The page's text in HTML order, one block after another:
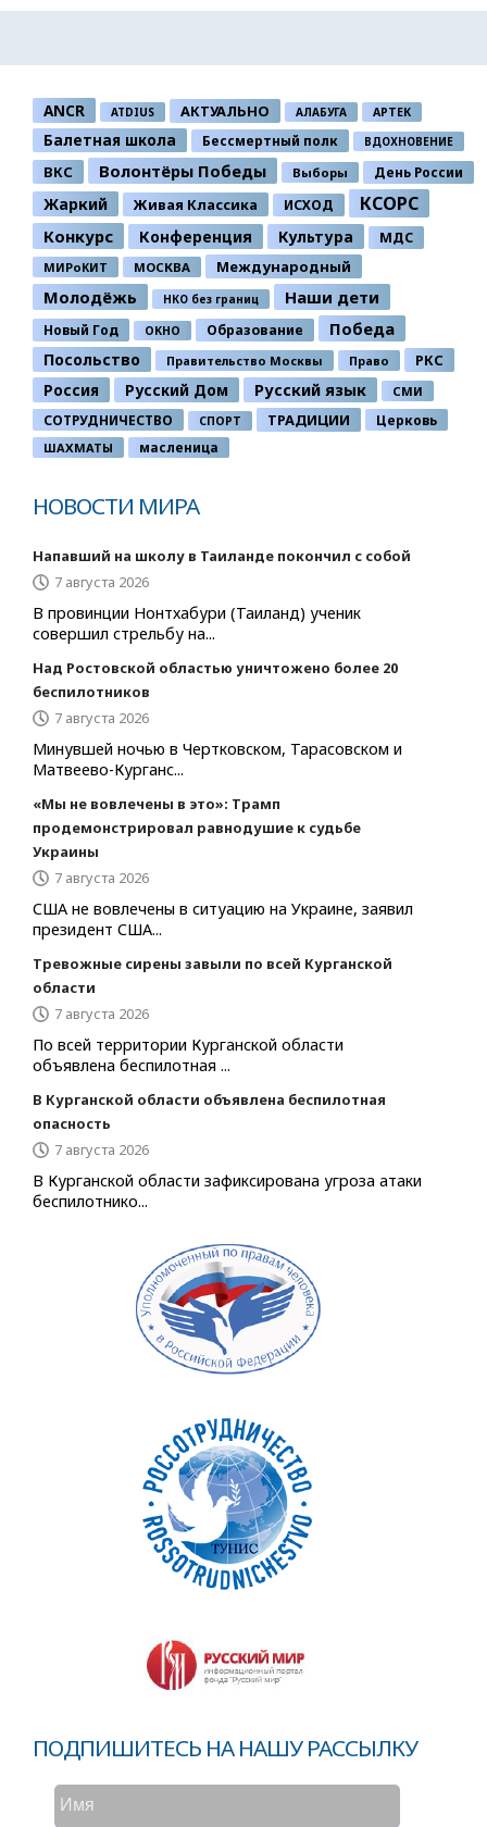
ANCR ATDIUS АКТУАЛЬНО АЛАБУГА АРТЕК
Балетная школа Бессмертный полк ВДОХНОВЕНИЕ
ВКС Волонтёры Победы Выборы День России
Жаркий Живая Классика ИСХОД КСОРС
Конкурс Конференция Культура МДС
МИРоКИТ МОСКВА Международный
Молодёжь НКО без границ Наши дети
Новый Год ОКНО Образование Победа
Посольство Правительство Москвы Право РКС
Россия Русский Дом Русский язык СМИ
СОТРУДНИЧЕСТВО СПОРТ ТРАДИЦИИ Церковь
ШАХМАТЫ масленица
НОВОСТИ МИРА
Напавший на школу в Таиланде покончил с собой
7 августа 2026
В провинции Нонтхабури (Таиланд) ученик
совершил стрельбу на...
Над Ростовской областью уничтожено более 20
беспилотников
7 августа 2026
Минувшей ночью в Чертковском, Тарасовском и
Матвеево-Курганс...
«Мы не вовлечены в это»: Трамп
продемонстрировал равнодушие к судьбе
Украины
7 августа 2026
США не вовлечены в ситуацию на Украине, заявил
президент США...
Тревожные сирены завыли по всей Курганской
области
7 августа 2026
По всей территории Курганской области
объявлена беспилотная ...
В Курганской области объявлена беспилотная
опасность
7 августа 2026
В Курганской области зафиксирована угроза атаки
беспилотнико...
ПОДПИШИТЕСЬ НА НАШУ РАССЫЛКУ